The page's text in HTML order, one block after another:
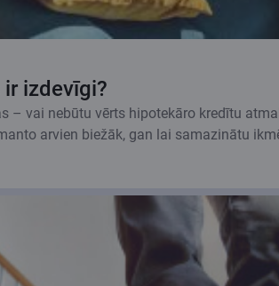
izdevīgi?
– vai nebūtu vērts hipotekāro kredītu
arvien biežāk, gan lai samazinātu